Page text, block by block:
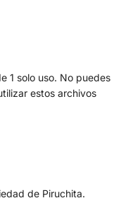
1 solo uso. No puedes
estos archivos
de Piruchita.